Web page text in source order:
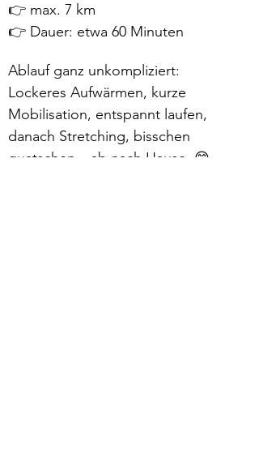
👉 max. 7 km
👉 Dauer: etwa 60 Minuten
Ablauf ganz unkompliziert:
Lockeres Aufwärmen, kurze
Mobilisation, entspannt laufen,
danach Stretching, bisschen
quatschen – ab nach Hause. 😁